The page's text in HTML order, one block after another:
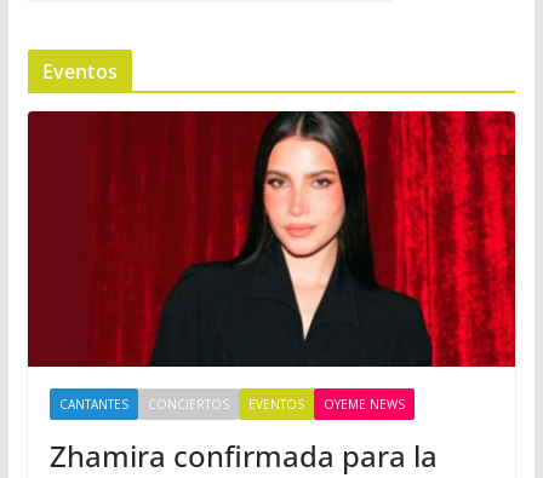
Eventos
CANTANTES CONCIERTOS EVENTOS OYEME NEWS
Zhamira confirmada para la